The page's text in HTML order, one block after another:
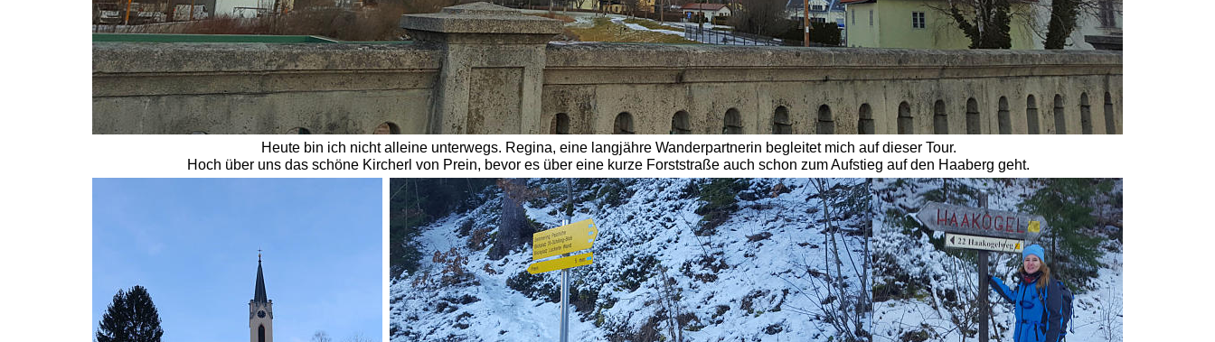
Heute bin ich nicht alleine unterwegs. Regina, eine langjähre Wanderpartnerin begleitet mich auf dieser Tour.
Hoch über uns das schöne Kircherl von Prein, bevor es über eine kurze Forststraße auch schon zum Aufstieg auf den Haaberg geht.